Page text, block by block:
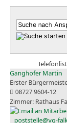
Ganghofer Martin
Erster
08727 9604-12
Rathaus
poststelle@vg-